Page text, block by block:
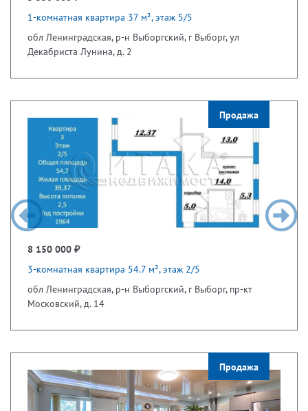
1-комнатная квартира 37 м², этаж 5/5
обл Ленинградская, р-н Выборгский, г Выборг, ул
Декабриста Лунина, д. 2
Продажа
8 150 000 ₽
3-комнатная квартира 54.7 м², этаж 2/5
обл Ленинградская, р-н Выборгский, г Выборг, пр-кт
Московский, д. 14
Продажа